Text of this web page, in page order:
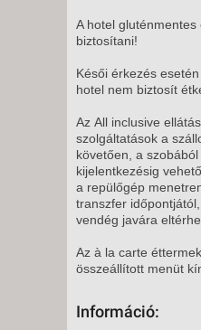
A hotel
biztosítani!
Késői érkezés
hotel nem biztosít
Az All inclusive
szolgáltatások a
követően, a szobából
kijelentkezésig
a repülőgép
transzfer
vendég javára
Az à la carte
összeállított menüt
Információ: